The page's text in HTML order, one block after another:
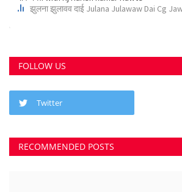
FOLLOW US
Twitter
RECOMMENDED POSTS